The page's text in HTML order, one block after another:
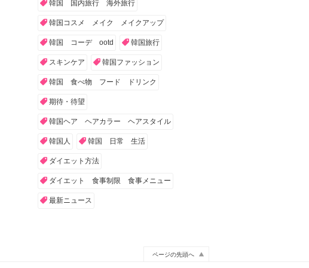
韓国 国内旅行 海外旅行
韓国コスメ メイク メイクアップ
韓国 コーデ ootd 韓国旅行
スキンケア 韓国ファッション
韓国 食べ物 フード ドリンク
期待・待望
韓国ヘア ヘアカラー ヘアスタイル
韓国人 韓国 日常 生活
ダイエット方法
ダイエット 食事制限 食事メニュー
最新ニュース
ページの先頭へ